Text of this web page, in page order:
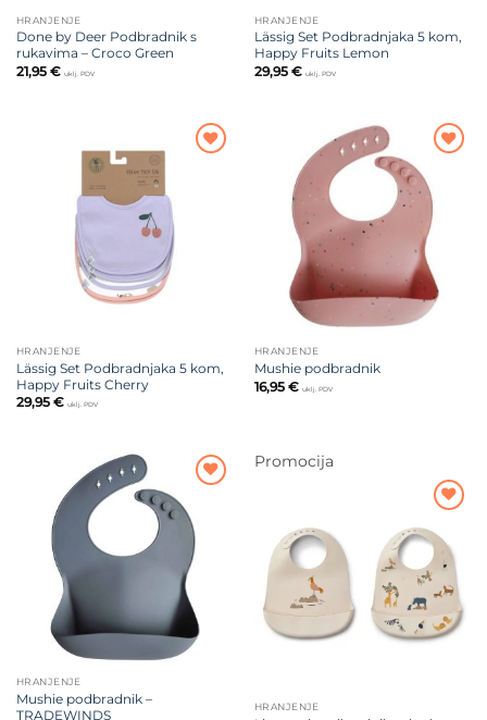
HRANJENJE
Done by Deer Podbradnik s
rukavima – Croco Green
21,95 € uklj. PDV
HRANJENJE
Lässig Set Podbradnjaka 5 kom,
Happy Fruits Lemon
29,95 € uklj. PDV
HRANJENJE
Lässig Set Podbradnjaka 5 kom,
Happy Fruits Cherry
29,95 € uklj. PDV
Dodajte
na listu
želja
HRANJENJE
Mushie podbradnik
16,95 € uklj. PDV
Dodajte
na listu
želja
HRANJENJE
Mushie podbradnik –
TRADEWINDS
Promocija
na listu
želja
HRANJENJE